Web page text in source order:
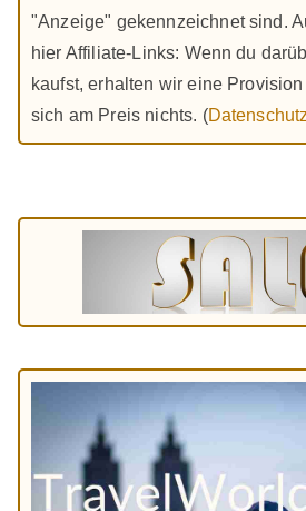
"Anzeige" gekennzeichnet sind.
hier Affiliate-Links: Wenn du
kaufst, erhalten wir eine
sich am Preis nichts. (